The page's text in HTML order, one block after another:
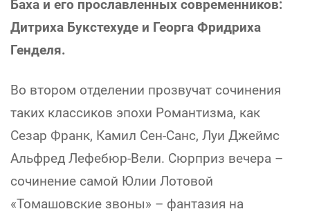
Баха и его прославленных современников:
Дитриха Букстехуде и Георга Фридриха
Генделя.
Во втором отделении прозвучат сочинения
таких классиков эпохи Романтизма, как
Сезар Франк, Камил Сен-Санс, Луи Джеймс
Альфред Лефебюр-Вели. Сюрприз вечера –
сочинение самой Юлии Лотовой
«Томашовские звоны» – фантазия на